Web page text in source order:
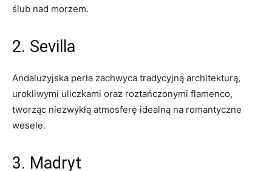
ślub nad morzem.
2. Sevilla
Andaluzyjska perła⁤ zachwyca tradycyjną architekturą,
urokliwymi uliczkami oraz roztańczonymi ‌flamenco,
tworząc niezwykłą atmosferę idealną ⁢na ⁤romantyczne
wesele.
3.​ Madryt